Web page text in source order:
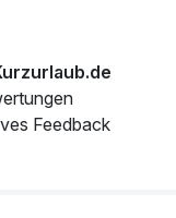
Feedback